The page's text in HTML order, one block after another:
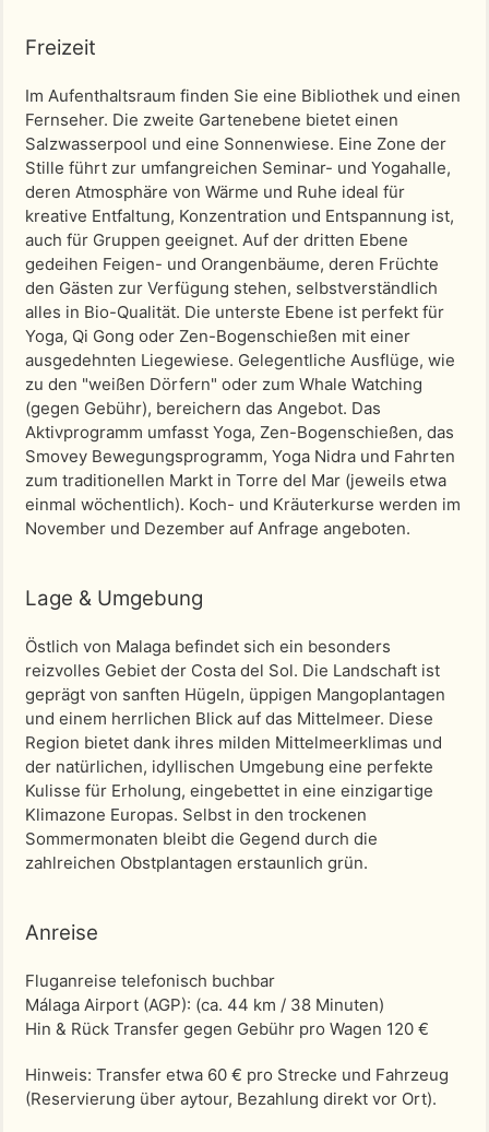
Freizeit
Im Aufenthaltsraum finden Sie eine Bibliothek und einen
Fernseher. Die zweite Gartenebene bietet einen
Salzwasserpool und eine Sonnenwiese. Eine Zone der
Stille führt zur umfangreichen Seminar- und Yogahalle,
deren Atmosphäre von Wärme und Ruhe ideal für
kreative Entfaltung, Konzentration und Entspannung ist,
auch für Gruppen geeignet. Auf der dritten Ebene
gedeihen Feigen- und Orangenbäume, deren Früchte
den Gästen zur Verfügung stehen, selbstverständlich
alles in Bio-Qualität. Die unterste Ebene ist perfekt für
Yoga, Qi Gong oder Zen-Bogenschießen mit einer
ausgedehnten Liegewiese. Gelegentliche Ausflüge, wie
zu den "weißen Dörfern" oder zum Whale Watching
(gegen Gebühr), bereichern das Angebot. Das
Aktivprogramm umfasst Yoga, Zen-Bogenschießen, das
Smovey Bewegungsprogramm, Yoga Nidra und Fahrten
zum traditionellen Markt in Torre del Mar (jeweils etwa
einmal wöchentlich). Koch- und Kräuterkurse werden im
November und Dezember auf Anfrage angeboten.
Lage & Umgebung
Östlich von Malaga befindet sich ein besonders
reizvolles Gebiet der Costa del Sol. Die Landschaft ist
geprägt von sanften Hügeln, üppigen Mangoplantagen
und einem herrlichen Blick auf das Mittelmeer. Diese
Region bietet dank ihres milden Mittelmeerklimas und
der natürlichen, idyllischen Umgebung eine perfekte
Kulisse für Erholung, eingebettet in eine einzigartige
Klimazone Europas. Selbst in den trockenen
Sommermonaten bleibt die Gegend durch die
zahlreichen Obstplantagen erstaunlich grün.
Anreise
Fluganreise telefonisch buchbar
Málaga Airport (AGP): (ca. 44 km / 38 Minuten)
Hin & Rück Transfer gegen Gebühr pro Wagen 120 €
Hinweis: Transfer etwa 60 € pro Strecke und Fahrzeug
(Reservierung über aytour, Bezahlung direkt vor Ort).